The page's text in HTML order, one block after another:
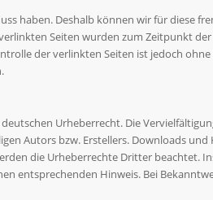
haben. Deshalb können wir für diese
Seiten wurden zum Zeitpunkt
der verlinkten Seiten ist jedoch
Urheberrecht. Die
Autors bzw. Erstellers. Downloads
die Urheberrechte Dritter beachtet.
entsprechenden Hinweis. Bei